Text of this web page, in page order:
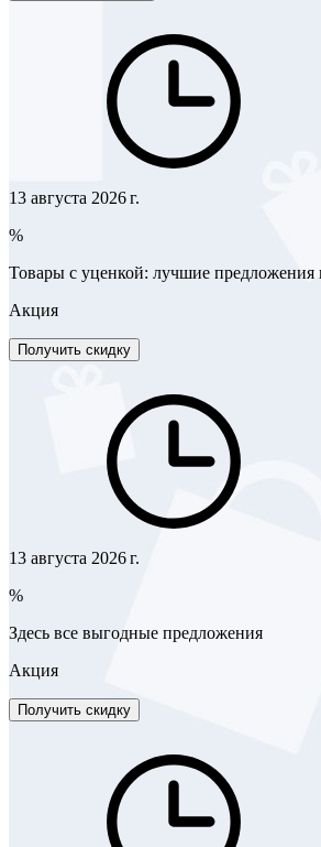
13 августа 2026 г.
%
Товары с уценкой: лучшие предложения
Акция
Получить скидку
13 августа 2026 г.
%
Здесь все выгодные предложения
Акция
Получить скидку